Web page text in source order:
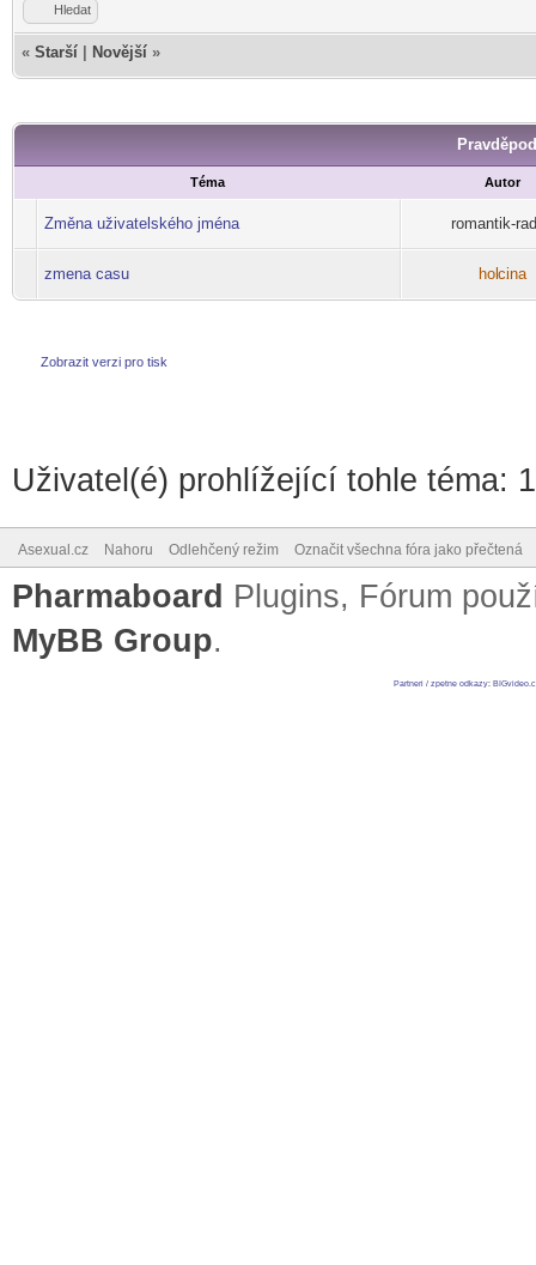
Hledat
« Starší Novější »
Téma Autor
Změna uživatelského jména romantik-
zmena casu holcina
Zobrazit verzi pro tisk
Uživatel(é) prohlížející tohle téma:
Asexual.cz Nahoru Odlehčený režim Označit všechna fóra jako přečtená
Pharmaboard Plugins, Fórum
MyBB Group.
Partneri / zpetne odkazy: